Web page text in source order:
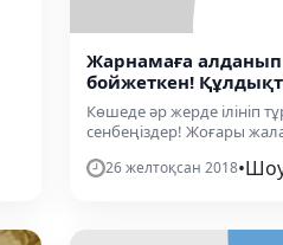
Жарнамаға
бойжеткен!
Көшеде әр жерде ілініп
сенбеңіздер! Жоғары
26 желтоқсан 2018•